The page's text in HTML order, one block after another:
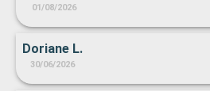
01/08/2026
Doriane L.
30/06/2026